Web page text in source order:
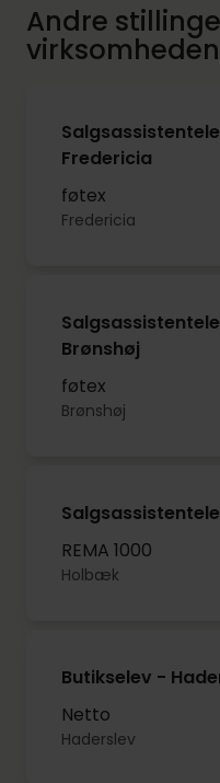
Andre
virksomheden
Fredericia
føtex
Fredericia
Brønshøj
føtex
Brønshøj
REMA 1000
Holbæk
Butikselev -
Netto
Haderslev